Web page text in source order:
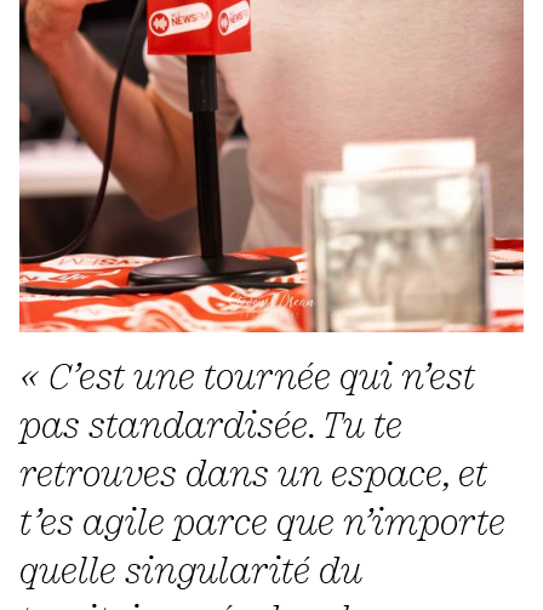
« C’est une tournée qui n’est
pas standardisée. Tu te
retrouves dans un espace, et
t’es agile parce que n’importe
quelle singularité du